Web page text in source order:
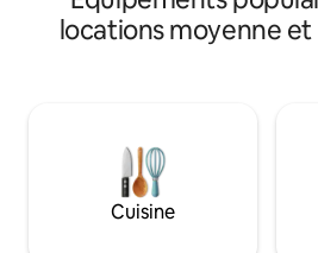
locations moyenne
Cuisine